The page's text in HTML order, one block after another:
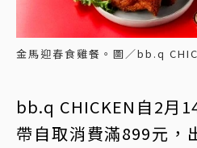
金馬迎春食雞餐。圖／bb.q
bb.q CHICKEN自2月
帶自取消費滿899元，